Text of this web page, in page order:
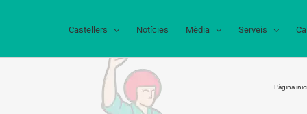
Castellers Notícies Mèdia Serveis
Pàgina